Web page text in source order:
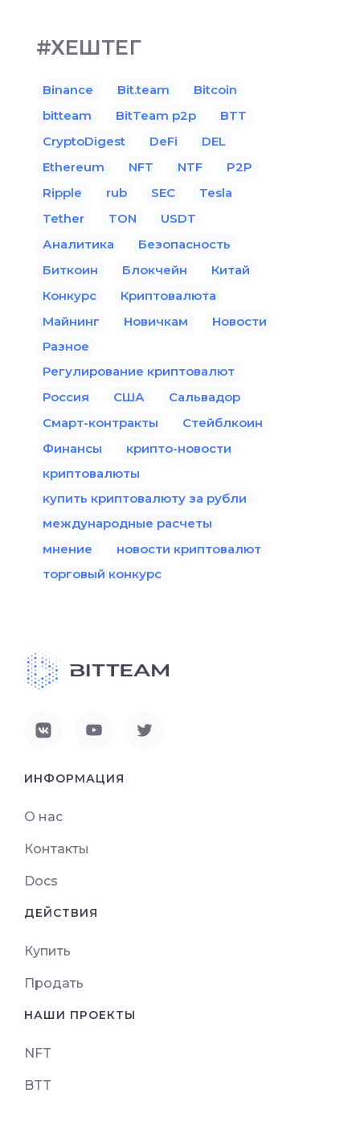
#ХЕШТЕГ
Binance Bit.team
Bitcoin
bitteam
BitTeam p2p
BTT
CryptoDigest
DeFi
DEL
Ethereum
NFT NTF
P2P
Ripple
rub SEC
Tesla
Tether
TON
USDT
Аналитика
Безопасность
Биткоин
Блокчейн
Китай
Конкурс
Криптовалюта
Майнинг
Новичкам
Новости
Разное
Регулирование криптовалют
Россия
США
Сальвадор
Смарт-контракты
Стейблкоин
Финансы
крипто-новости
криптовалюты
купить криптовалюту за рубли
международные расчеты
мнение
новости криптовалют
торговый конкурс
ИНФОРМАЦИЯ
О нас
Контакты
Docs
ДЕЙСТВИЯ
Купить
Продать
НАШИ ПРОЕКТЫ
NFT
BTT